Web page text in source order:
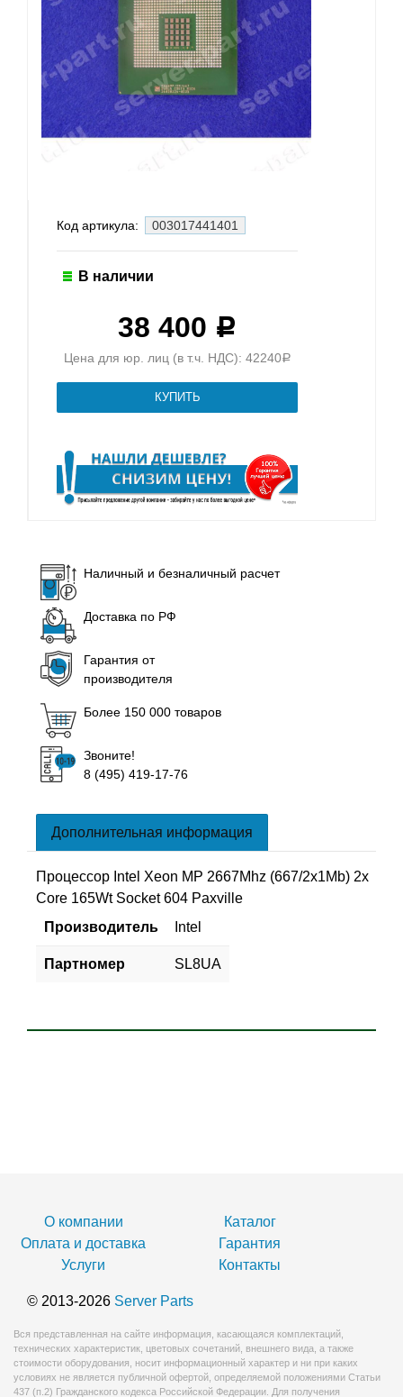
Код артикула: 003017441401
В наличии
38 400 Р
Цена для юр. лиц (в т.ч. НДС): 42240Р
Наличный и безналичный расчет
Доставка по РФ
Гарантия от
производителя
Более 150 000 товаров
Звоните!
8 (495) 419-17-76
Дополнительная информация
Процессор Intel Xeon MP 2667Mhz (667/2x1Mb) 2x
Core 165Wt Socket 604 Paxville
Производитель
Intel
Партномер SL8UA
О компании
Каталог
Оплата и доставка
Гарантия
Услуги
Контакты
© 2013-2026 Server Parts
Вся представленная на сайте информация, касающаяся комплектаций,
технических характеристик, цветовых сочетаний, внешнего вида, а также
стоимости оборудования, носит информационный характер и ни при каких
условиях не является публичной офертой, определяемой положениями Статьи
437 (п.2) Гражданского кодекса Российской Федерации. Для получения